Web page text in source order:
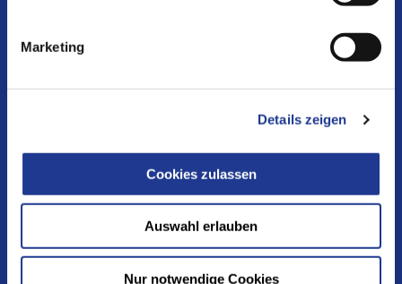
Marketing
Details zeigen
Cookies zulassen
Auswahl erlauben
Nur notwendige Cookies
中国
T +86 512 5367 9988-106